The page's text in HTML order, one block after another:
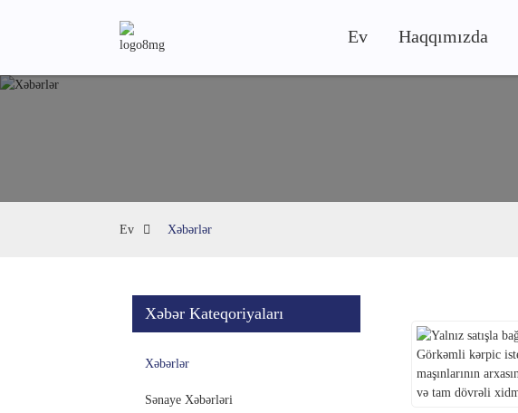
Ev Haqqımızda
Ev Xəbərlər
Xəbər Kateqoriyaları
Xəbərlər
Sənaye Xəbərləri